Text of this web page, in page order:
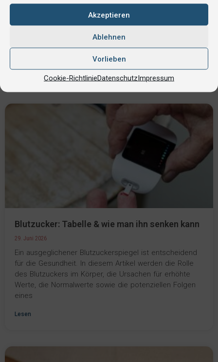
Akzeptieren
Ablehnen
Vorlieben
Cookie-RichtlinieDatenschutzImpressum
Blutwerte Redaktion
Eigene Autorinnen und Autoren
Blutzucker: Tabelle & wie man ihn senken kann
29. Juni 2026
Ein ausgeglichener Blutzuckerspiegel ist entscheidend
für die Gesundheit. In diesem Artikel werden die Rolle
des Blutzuckers im Körper, die Ursachen für erhöhte
Werte, die Normalwerte sowie die potenziellen Folgen
eines
Lesen